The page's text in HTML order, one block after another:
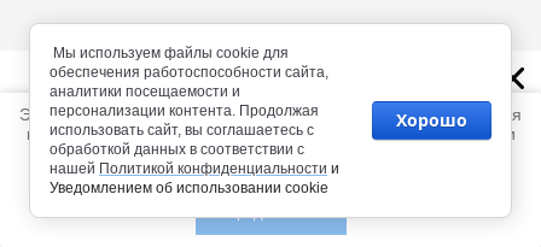
@gmail.com
Мы не сможем ответить вам на письма приходящие с
@gmail.com
Перейти в каталог
Этот сайт использует файлы cookie и метаданные. Продолжая
просматривать его, вы соглашаетесь на использование нами
файлов cookie и метаданных в соответствии с
конфиденциальности
Мы используем файлы cookie для
обеспечения работоспособности сайта,
аналитики посещаемости и
персонализации контента. Продолжая
использовать сайт, вы соглашаетесь с
обработкой данных в соответствии с
нашей Политикой конфиденциальности и
Уведомлением об использовании cookie
Хорошо